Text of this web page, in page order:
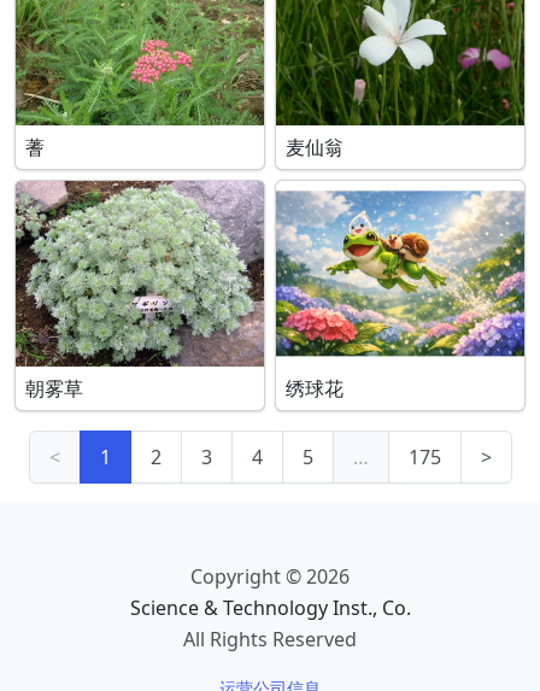
蓍 麦仙翁
朝雾草 绣球花
< 1 2 3 4 5 … 175 >
Copyright © 2026
Science & Technology Inst., Co.
All Rights Reserved